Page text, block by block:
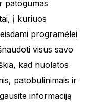
patogumas
į kuriuos
programėlei
visus savo
kad nuolatos
patobulinimais ir
informaciją